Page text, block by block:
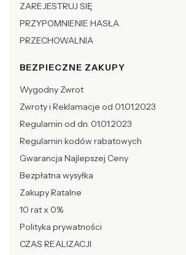
ZAREJESTRUJ SIĘ
PRZYPOMNIENIE HASŁA
PRZECHOWALNIA
BEZPIECZNE ZAKUPY
Wygodny Zwrot
Zwroty i Reklamacje od 01.01.2023
Regulamin od dn. 01.01.2023
Regulamin kodów rabatowych
Gwarancja Najlepszej Ceny
Bezpłatna wysyłka
Zakupy Ratalne
10 rat x 0%
Polityka prywatności
CZAS REALIZACJI